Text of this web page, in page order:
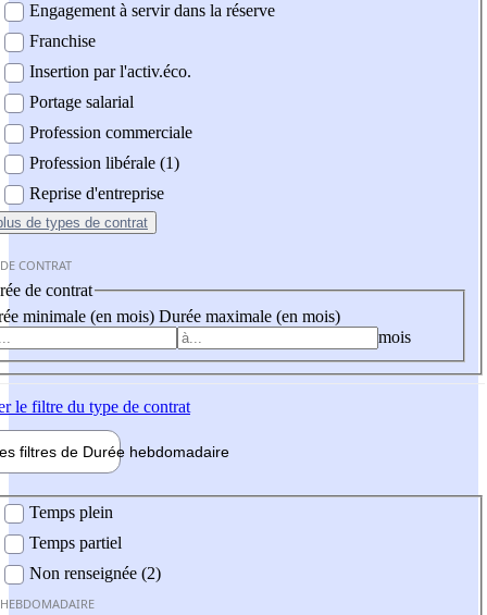
Engagement à servir dans la réserve
Franchise
Insertion par l'activ.éco.
Portage salarial
Profession commerciale
Profession libérale (1)
Reprise d'entreprise
de types de contrat
CONTRAT
de contrat
minimale (en mois) Durée maximale (en mois)
mois
le filtre du type de contrat
filtres de Durée hebdomadaire
Temps plein
Temps partiel
Non renseignée (2)